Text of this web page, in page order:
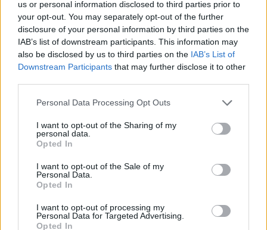
us or personal information disclosed to third parties prior to
your opt-out. You may separately opt-out of the further
disclosure of your personal information by third parties on the
IAB’s list of downstream participants. This information may
also be disclosed by us to third parties on the IAB’s List of
Downstream Participants that may further disclose it to other
Personal Data Processing Opt Outs
I want to opt-out of the Sharing of my
personal data.
Opted In
I want to opt-out of the Sale of my
Personal Data.
Opted In
I want to opt-out of processing my
Personal Data for Targeted Advertising.
Opted In
στα παιδιά σου να είναι ευγνώμονες… και να
δέχονται τη διαφορετικότητα για να αλλάξει
ο κόσμος” – Σωτήρης Καλκατζάκος».